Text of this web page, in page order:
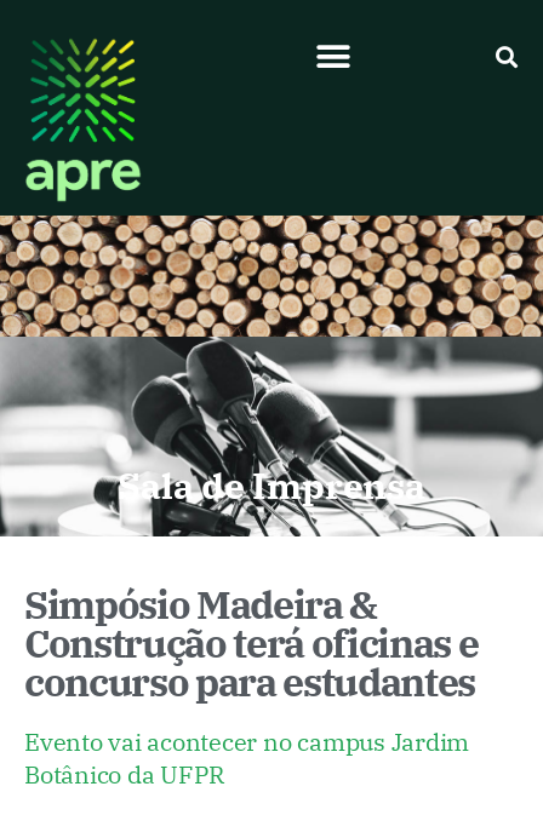
Sala de Imprensa
Simpósio Madeira &
Construção terá oficinas e
concurso para estudantes
Evento vai acontecer no campus Jardim
Botânico da UFPR